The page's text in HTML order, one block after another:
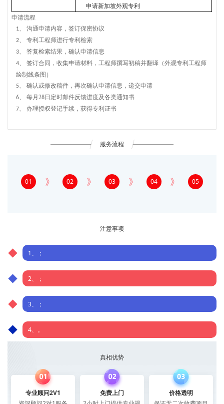
申请新加坡外观专利
申请流程
1、沟通申请内容，签订保密协议
2、专利工程师进行专利检索
3、答复检索结果，确认申请信息
4、签订合同，收集申请材料，工程师撰写初稿并翻译（外观专利工程师
绘制线条图）
5、确认或修改稿件，再次确认申请信息，递交申请
6、每月28日定时邮件反馈进度及各类通知书
7、 办理授权登记手续，获得专利证书
服务流程
01 02 03 04 05
注意事项
1、；
2、；
3、；
4、。
真相优势
专业顾问2V1
免费上门
价格透明